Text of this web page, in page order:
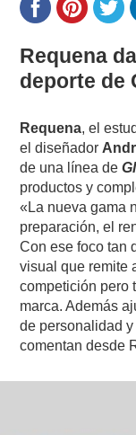
Requena
deporte de
Requena, el
el diseñador
de una línea de
productos y
«La nueva gama
preparación, el
Con ese foco tan
visual que remite
competición pero
marca. Además
de personalidad
comentan desde